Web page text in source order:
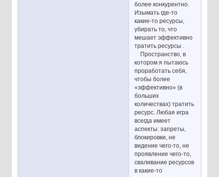
более конкурентно.
Изымать где-то
какие-то ресурсы,
убирать то, что
мешает эффективно
тратить ресурсы .
Пространство, в
котором я пытаюсь
проработать себя,
чтобы более
«эффективно» (в
больших
количествах) тратить
ресурс. Любая игра
всегда имеет
аспекты: запреты,
блокировки, не
видение чего-то, не
проявление чего-то,
сваливание ресурсов
в какие-то